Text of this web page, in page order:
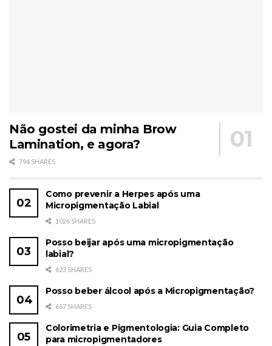
Não gostei da minha Brow
Lamination, e agora?
794 SHARES
Como prevenir a Herpes após uma
Micropigmentação Labial
1026 SHARES
Posso beijar após uma micropigmentação
labial?
623 SHARES
Posso beber álcool após a Micropigmentação?
667 SHARES
Colorimetria e Pigmentologia: Guia Completo
para micropigmentadores